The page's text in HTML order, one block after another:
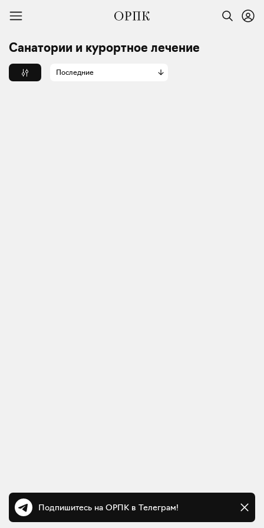
Санатории и курортное лечение
Последние
Подпишитесь на ОРПК в Телеграм!